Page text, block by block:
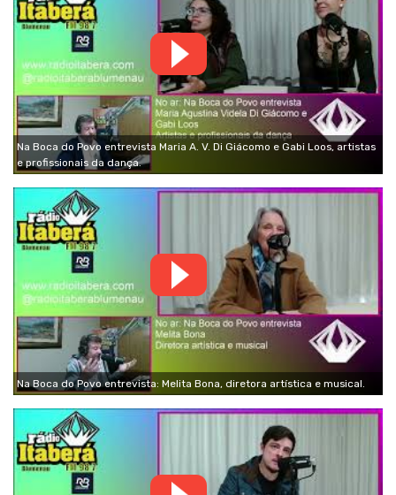
Na Boca do Povo entrevista Maria A. V. Di Giácomo e Gabi Loos, artistas
e profissionais da dança.
Na Boca do Povo entrevista: Melita Bona, diretora artística e musical.